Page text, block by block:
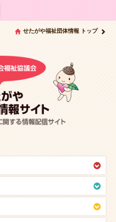
せたがや福祉団体情報 トップ